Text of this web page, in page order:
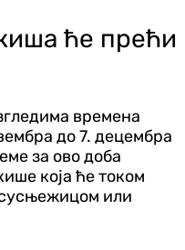
ће прећи
времена
до 7. децембра
за ово доба
која ће током
или